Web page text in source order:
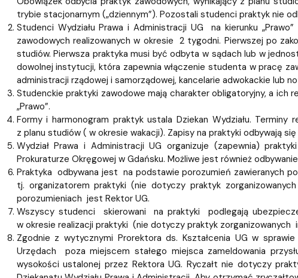
trybie stacjonarnym („dziennym”). Pozostali studenci praktyk nie
Studenci Wydziału Prawa i Administracji UG na kierunku
zawodowych realizowanych w okresie 2 tygodni. Pierwszej po
studiów. Pierwsza praktyka musi być odbyta w sądach lub w
dowolnej instytucji, która zapewnia włączenie studenta w pracę
administracji rządowej i samorządowej, kancelarie adwokackie lub
Studenckie praktyki zawodowe mają charakter obligatoryjny, a ich
„Prawo”.
Formy i harmonogram praktyk ustala Dziekan Wydziału.
z planu studiów ( w okresie wakacji). Zapisy na praktyki odbywają
Wydział Prawa i Administracji UG organizuje (zapewnia)
Prokuraturze Okręgowej w Gdańsku. Możliwe jest również
Praktyka odbywana jest na podstawie porozumień zawieranych
tj. organizatorem praktyki (nie dotyczy praktyk
porozumieniach jest Rektor UG.
Wszyscy studenci skierowani na praktyki podlegają
w okresie realizacji praktyki (nie dotyczy praktyk zorganizowanych
Zgodnie z wytycznymi Prorektora ds. Kształcenia UG w
Urzędach poza miejscem stałego miejsca zameldowania
wysokości ustalonej przez Rektora UG. Ryczałt nie dotyczy